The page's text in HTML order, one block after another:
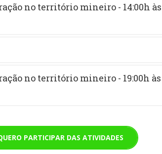
no território mineiro - 14:00h às
no território mineiro - 19:00h às
PARTICIPAR DAS ATIVIDADES